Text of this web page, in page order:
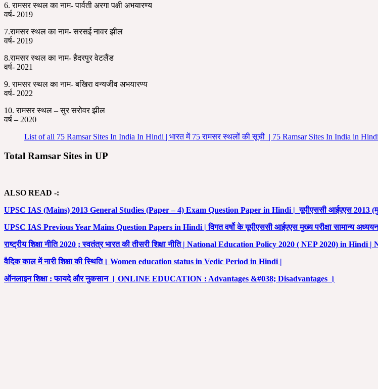
6. रामसर स्थल का नाम- पार्वती अरगा पक्षी अभयारण्य
वर्ष- 2019
7.रामसर स्थल का नाम- सरसई नावर झील
वर्ष- 2019
8.रामसर स्थल का नाम- हैदरपुर वेटलैंड
वर्ष- 2021
9. रामसर स्थल का नाम- बखिरा वन्यजीव अभयारण्य
वर्ष- 2022
10. रामसर स्थल – सुर सरोवर झील
वर्ष – 2020
List of all 75 Ramsar Sites In India In Hindi | भारत में 75 रामसर स्थलों की सूची | 75 Ramsar Sites In India in
Total Ramsar Sites in UP
ALSO READ -:
UPSC IAS (Mains) 2013 General Studies (Paper – 4) Exam Question Paper in Hindi | यूपीएससी आईएएस 2013
UPSC IAS Previous Year Mains Question Papers in Hindi | विगत वर्षो के यूपीएससी आईएएस मुख्य परीक्षा सामान्य
राष्ट्रीय शिक्षा नीति 2020 ; स्वतंत्र भारत की तीसरी शिक्षा नीति | National Education Policy 2020 ( NEP 2020) in Hindi
वैदिक काल में नारी शिक्षा की स्थिति। Women education status in Vedic Period in Hindi |
ऑनलाइन शिक्षा : फायदे और नुकसान । ONLINE EDUCATION : Advantages &#038; Disadvantages ।